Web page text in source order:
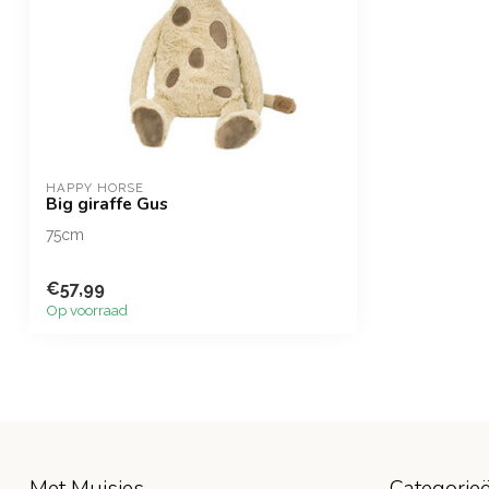
HAPPY HORSE
Big giraffe Gus
75cm
€57,99
Op voorraad